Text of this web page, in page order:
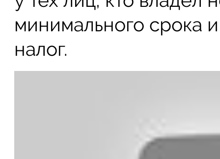
минимального срока
налог.